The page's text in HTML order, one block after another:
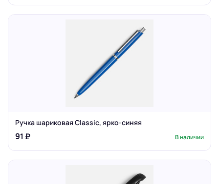
Ручка шариковая Classic, ярко-синяя
91 ₽ В наличии